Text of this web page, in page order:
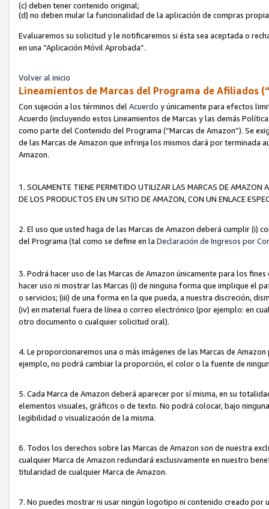
(c) deben tener contenido original;
(d) no deben mular la funcionalidad de la aplicación de compras
Evaluaremos su solicitud y le notificaremos si ésta sea aceptada o
en una “Aplicación Móvil Aprobada”.
Volver al inicio
Lineamientos de Marcas del Programa de Afiliados
Con sujeción a los términos del Acuerdo y únicamente para efectos
Acuerdo (incluyendo estos Lineamientos de Marcas y las demás
como parte del Contenido del Programa (“Marcas de Amazon”). Se
de las Marcas de Amazon que infrinja los mismos dará por terminada
Amazon.
1. SOLAMENTE TIENE PERMITIDO UTILIZAR LAS MARCAS DE
DE LOS PRODUCTOS EN UN SITIO DE AMAZON, CON UN ENLACE
2. El uso que usted haga de las Marcas de Amazon deberá cumplir (i)
del Programa (tal como se define en la Declaración de Ingresos por
3. Podrá hacer uso de las Marcas de Amazon únicamente para los
hacer uso ni mostrar las Marcas (i) de ninguna forma que implique el
o servicios; (iii) de una forma en la que pueda, a nuestra discreción,
(iv) en material fuera de línea o correo electrónico (por ejemplo: en
otro documento o cualquier solicitud oral).
4. Le proporcionaremos una o más imágenes de las Marcas de
ejemplo, no podrá cambiar la proporción, el color o la fuente de
5. Cada Marca de Amazon deberá aparecer por sí misma, en su
elementos visuales, gráficos o de texto. No podrá colocar, bajo
legibilidad o visualización de la misma.
6. Todos los derechos sobre las Marcas de Amazon son de nuestra
cualquier Marca de Amazon redundará exclusivamente en nuestro
titularidad de cualquier Marca de Amazon.
7. No puedes mostrar ni usar ningún logotipo ni contenido creado por